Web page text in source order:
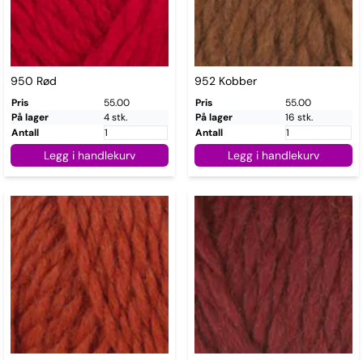
950 Rød
Pris
55.00
På lager
4 stk.
Antall
Legg i handlekurv
952 Kobber
Pris
55.00
På lager
16 stk.
Antall
Legg i handlekurv